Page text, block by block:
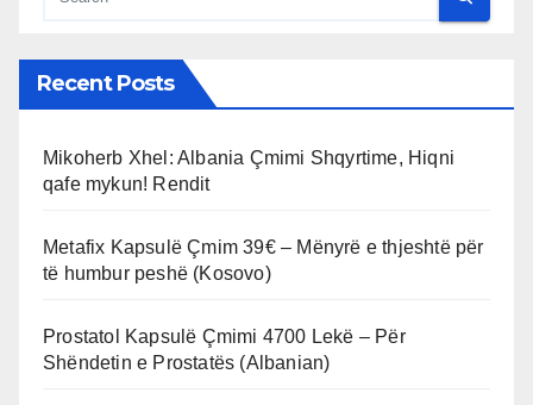
Recent Posts
Mikoherb Xhel: Albania Çmimi Shqyrtime, Hiqni
qafe mykun! Rendit
Metafix Kapsulë Çmim 39€ – Mënyrë e thjeshtë për
të humbur peshë (Kosovo)
Prostatol Kapsulë Çmimi 4700 Lekë – Për
Shëndetin e Prostatës (Albanian)